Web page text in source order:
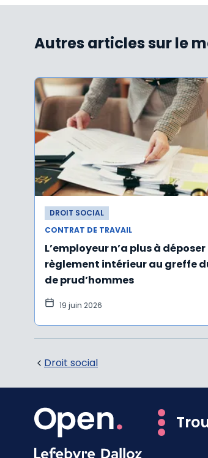
Autres articles sur le
DROIT SOCIAL
CONTRAT DE TRAVAIL
L’employeur n’a plus à déposer
règlement intérieur au greffe
de prud’hommes
19 juin 2026
Droit social